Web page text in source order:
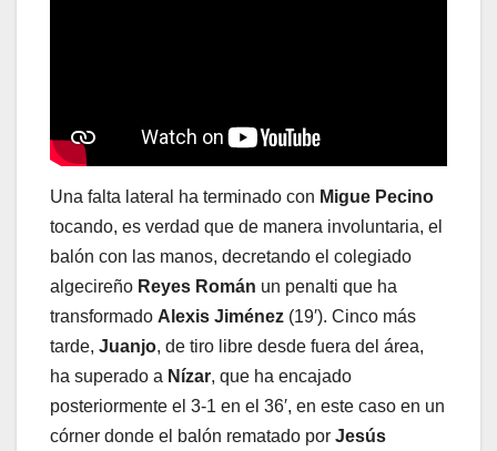
Una falta lateral ha terminado con Migue Pecino
tocando, es verdad que de manera involuntaria, el
balón con las manos, decretando el colegiado
algecireño Reyes Román un penalti que ha
transformado Alexis Jiménez (19′). Cinco más
tarde, Juanjo, de tiro libre desde fuera del área,
ha superado a Nízar, que ha encajado
posteriormente el 3-1 en el 36′, en este caso en un
córner donde el balón rematado por Jesús